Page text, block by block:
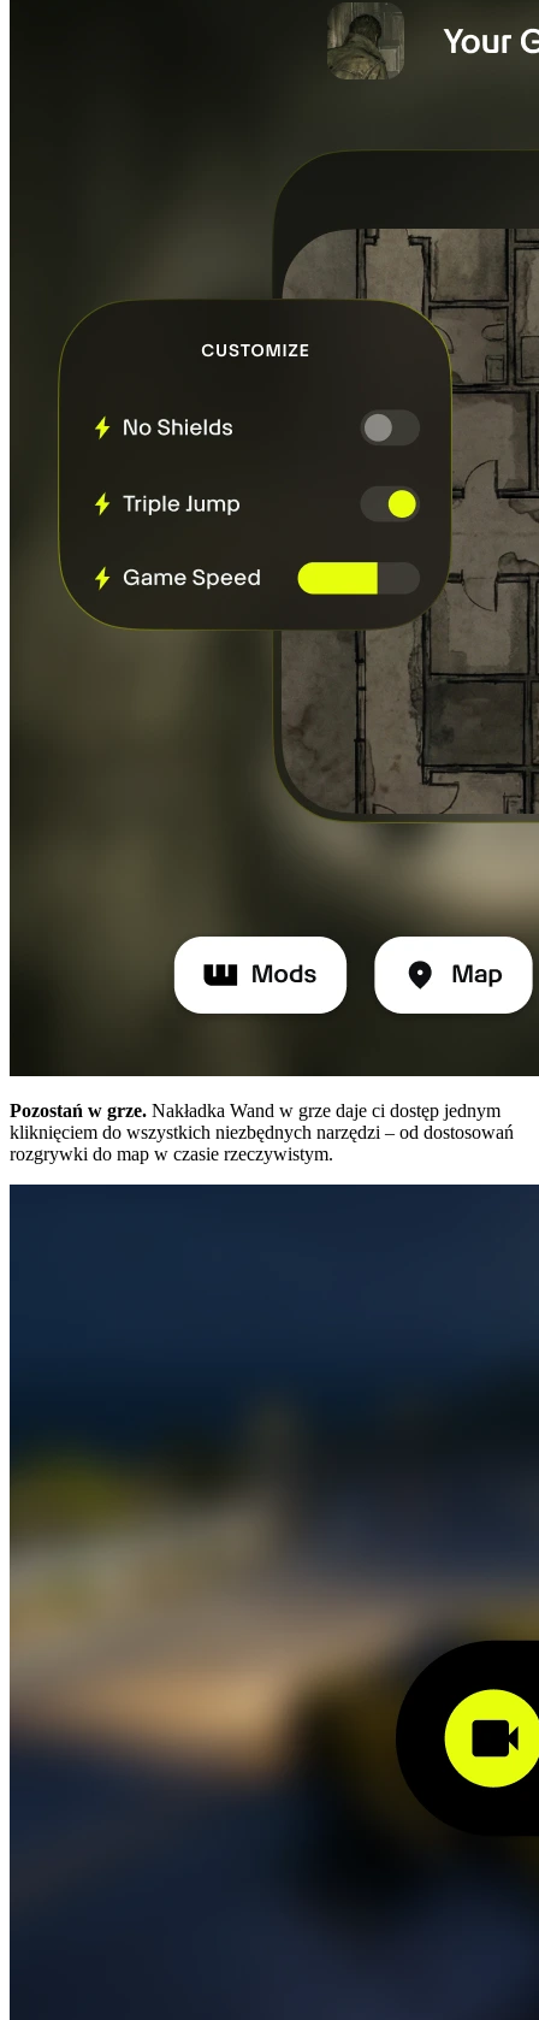
Pozostań w grze. Nakładka Wand w grze daje ci dostęp jednym
kliknięciem do wszystkich niezbędnych narzędzi – od dostosowań
rozgrywki do map w czasie rzeczywistym.